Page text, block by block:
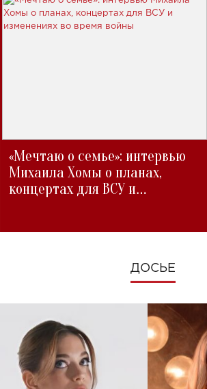
«Мечтаю о семье»: интервью
Михаила Хомы о планах,
концертах для ВСУ и
ДОСЬЕ